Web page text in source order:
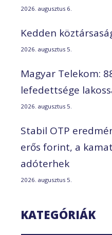
2026. augusztus 6.
Kedden
2026. augusztus 5.
Magyar Telekom:
lefedettsége
2026. augusztus 5.
Stabil OTP
erős forint, a
adóterhek
2026. augusztus 5.
KATEGÓRIÁK